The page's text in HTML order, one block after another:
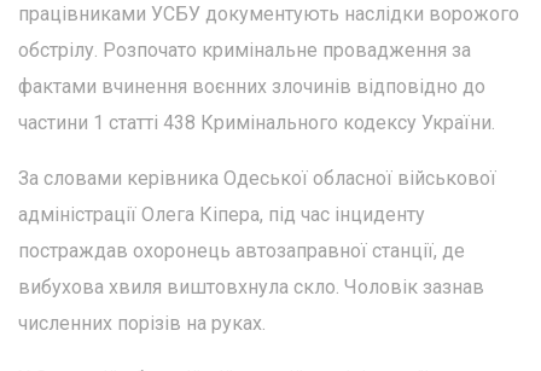
працівниками УСБУ документують наслідки ворожого
обстрілу. Розпочато кримінальне провадження за
фактами вчинення воєнних злочинів відповідно до
частини 1 статті 438 Кримінального кодексу України.
За словами керівника Одеської обласної військової
адміністрації Олега Кіпера, під час інциденту
постраждав охоронець автозаправної станції, де
вибухова хвиля виштовхнула скло. Чоловік зазнав
численних порізів на руках.